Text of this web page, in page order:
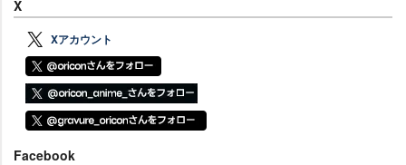
X
Xアカウント
Facebook